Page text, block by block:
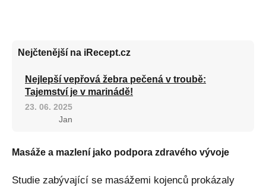
Nejčtenější na iRecept.cz
Nejlepší vepřová žebra pečená v troubě:
Tajemství je v marinádě!
23. 06. 2025
Jan
Masáže a mazlení jako podpora zdravého vývoje
Studie zabývající se masážemi kojenců prokázaly